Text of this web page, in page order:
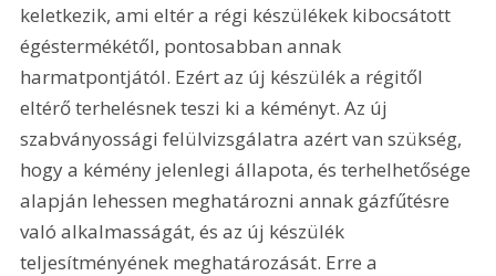
keletkezik, ami eltér a régi készülékek kibocsátott
égéstermékétől, pontosabban annak
harmatpontjától. Ezért az új készülék a régitől
eltérő terhelésnek teszi ki a kéményt. Az új
szabványossági felülvizsgálatra azért van szükség,
hogy a kémény jelenlegi állapota, és terhelhetősége
alapján lehessen meghatározni annak gázfűtésre
való alkalmasságát, és az új készülék
teljesítményének meghatározását. Erre a